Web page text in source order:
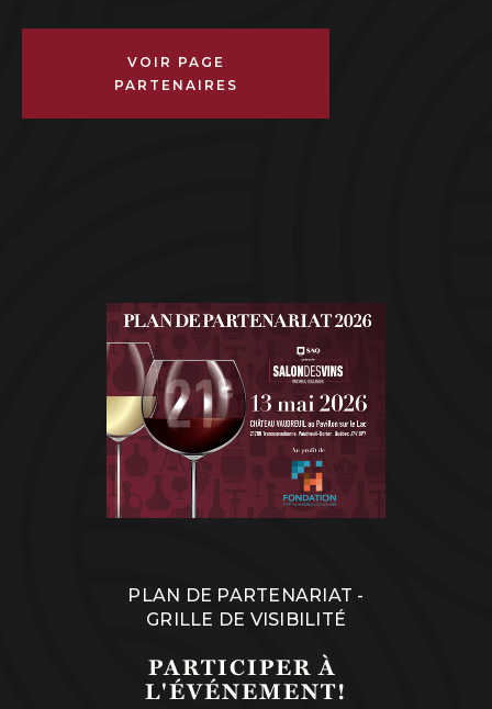
VOIR PAGE
PARTENAIRES
PLAN DE PARTENARIAT -
GRILLE DE VISIBILITÉ
PARTICIPER À
L'ÉVÉNEMENT!